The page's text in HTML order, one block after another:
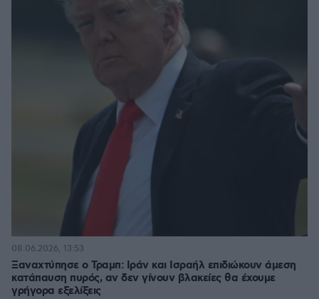
Ξαναχτύπησε ο Τραμπ: Ιράν και Ισραήλ επιδιώκουν άμεση
κατάπαυση πυρός, αν δεν γίνουν βλακείες θα έχουμε
γρήγορα εξελίξεις
08.06.2026, 13:53